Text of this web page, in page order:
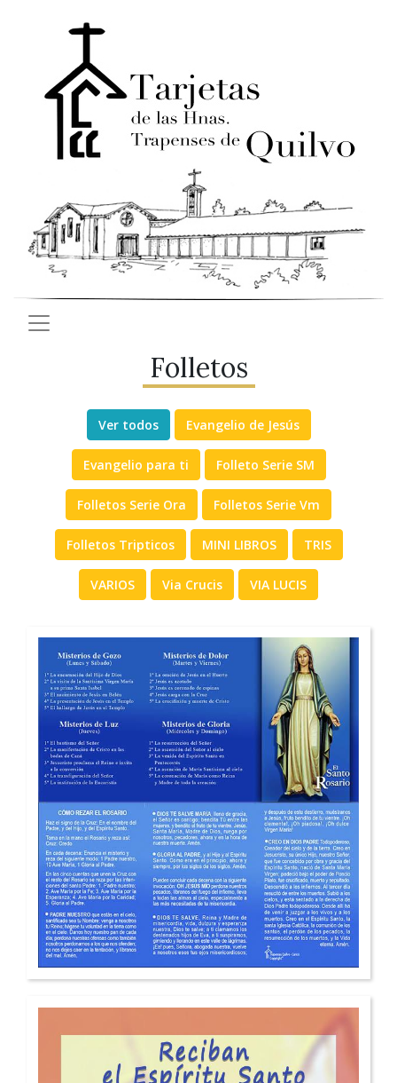
Folletos
Ver todos Evangelio de Jesús
Evangelio para ti Folleto Serie SM
Folletos Serie Ora Folletos Serie Vm
Folletos Tripticos MINI LIBROS TRIS
VARIOS Via Crucis VIA LUCIS